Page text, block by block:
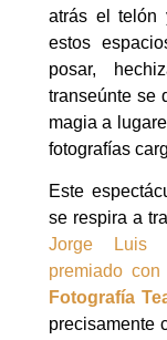
atrás el telón
estos
posar,
transeúnte se
magia a
fotografías
Este
se respira a
Jorge Luis
premiado
Fotografía
precisamente